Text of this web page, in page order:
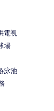
電視
場
泳池